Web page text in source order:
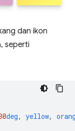
dan ikon
seperti
deg, yellow,